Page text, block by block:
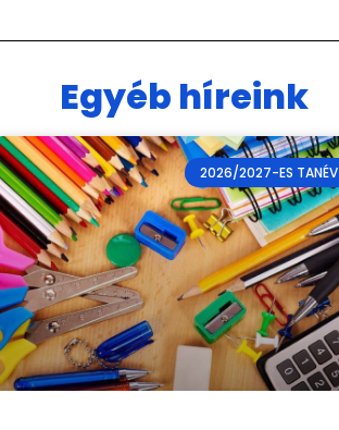
Egyéb híreink
2026/2027-ES TANÉV